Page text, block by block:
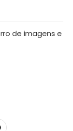
de imagens e